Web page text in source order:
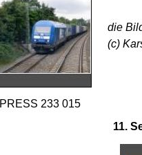
die
(c)
PRESS 233 015
11.